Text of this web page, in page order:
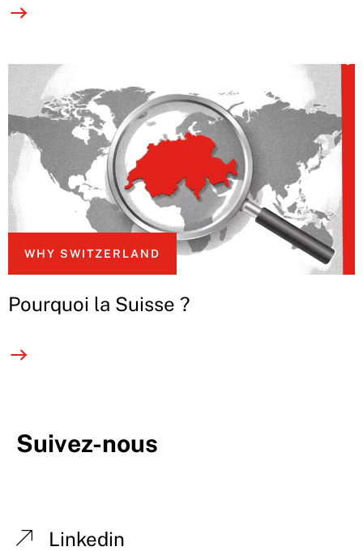
WHY SWITZERLAND
Pourquoi la Suisse ?
Suivez-nous
Linkedin